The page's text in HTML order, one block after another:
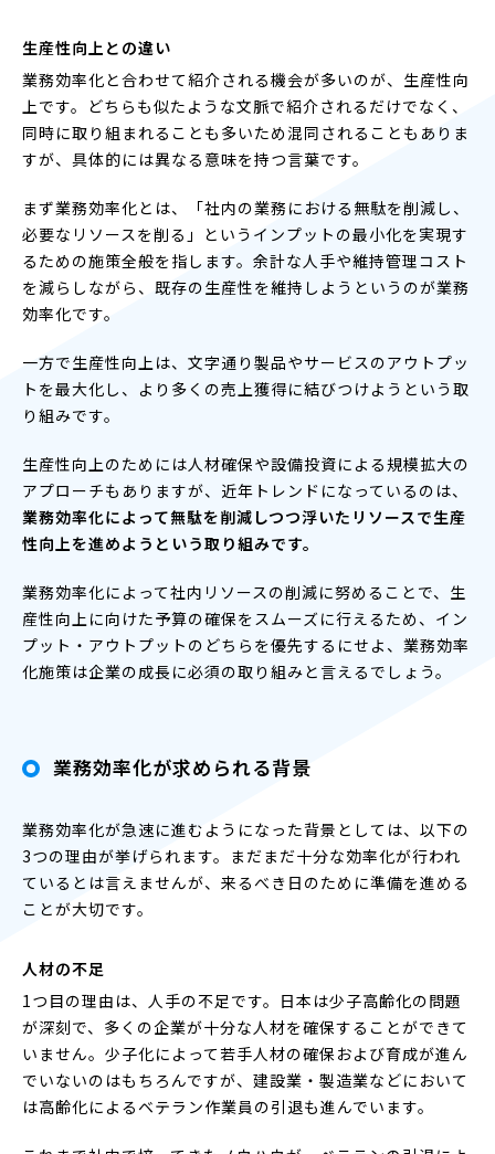
生産性向上との違い
業務効率化と合わせて紹介される機会が多いのが、生産性向
上です。どちらも似たような文脈で紹介されるだけでなく、
同時に取り組まれることも多いため混同されることもありま
すが、具体的には異なる意味を持つ言葉です。
まず業務効率化とは、「社内の業務における無駄を削減し、
必要なリソースを削る」というインプットの最小化を実現す
るための施策全般を指します。余計な人手や維持管理コスト
を減らしながら、既存の生産性を維持しようというのが業務
効率化です。
一方で生産性向上は、文字通り製品やサービスのアウトプッ
トを最大化し、より多くの売上獲得に結びつけようという取
り組みです。
生産性向上のためには人材確保や設備投資による規模拡大の
アプローチもありますが、近年トレンドになっているのは、
業務効率化によって無駄を削減しつつ浮いたリソースで生産
性向上を進めようという取り組みです。
業務効率化によって社内リソースの削減に努めることで、生
産性向上に向けた予算の確保をスムーズに行えるため、イン
プット・アウトプットのどちらを優先するにせよ、業務効率
化施策は企業の成長に必須の取り組みと言えるでしょう。
業務効率化が求められる背景
業務効率化が急速に進むようになった背景としては、以下の
3つの理由が挙げられます。まだまだ十分な効率化が行われ
ているとは言えませんが、来るべき日のために準備を進める
ことが大切です。
人材の不足
1つ目の理由は、人手の不足です。日本は少子高齢化の問題
が深刻で、多くの企業が十分な人材を確保することができて
いません。少子化によって若手人材の確保および育成が進ん
でいないのはもちろんですが、建設業・製造業などにおいて
は高齢化によるベテラン作業員の引退も進んでいます。